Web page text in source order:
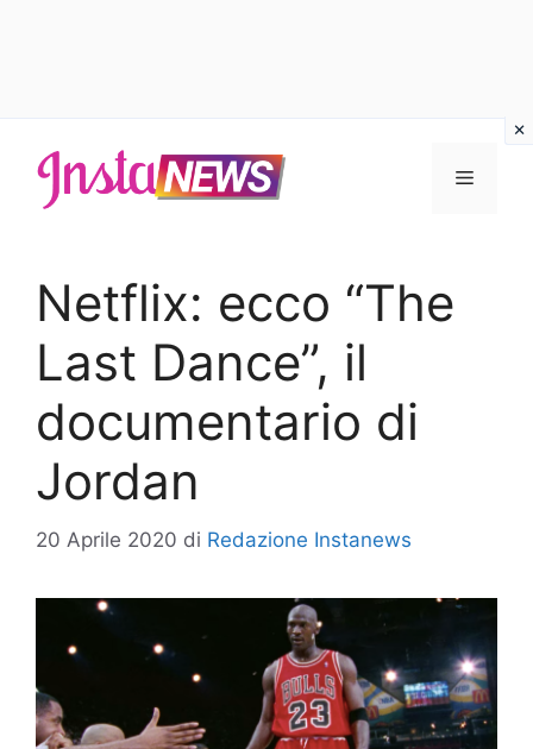
contenuto
Menu
Netflix: ecco “The
Last Dance”, il
documentario di
Jordan
20 Aprile 2020 di Redazione Instanews